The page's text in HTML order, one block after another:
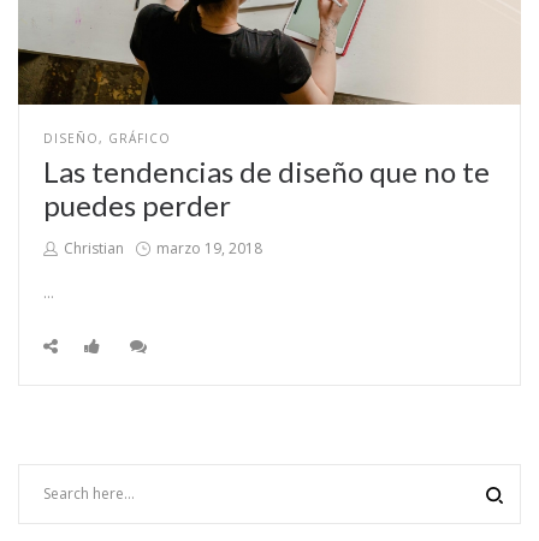
POSTED
DISEÑO GRÁFICO
Las tendencias de diseño que no te
puedes perder
by
Christian
Posted
marzo 19, 2018
…